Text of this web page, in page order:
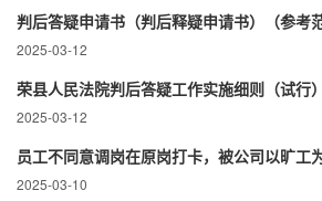
判后答疑申请书（判后释疑申请书）（参考范
2025-03-12
荣县人民法院判后答疑工作实施细则（试行
2025-03-12
员工不同意调岗在原岗打卡，被公司以旷工
2025-03-10